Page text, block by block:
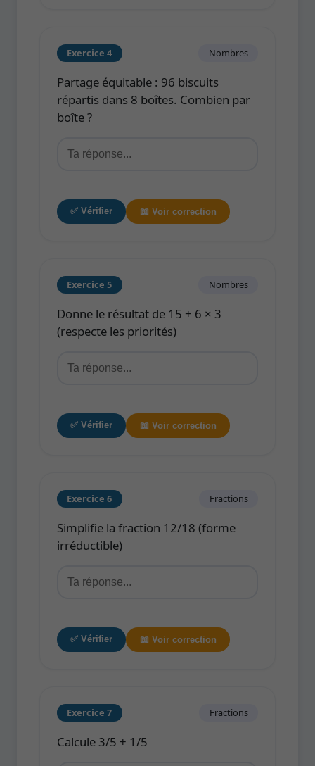
Exercice 4 Nombres
Partage équitable : 96 biscuits
répartis dans 8 boîtes. Combien par
boîte ?
✅ Vérifier 📖 Voir correction
Exercice 5 Nombres
Donne le résultat de 15 + 6 × 3
(respecte les priorités)
✅ Vérifier 📖 Voir correction
Exercice 6 Fractions
Simplifie la fraction 12/18 (forme
irréductible)
✅ Vérifier 📖 Voir correction
Exercice 7 Fractions
Calcule 3/5 + 1/5